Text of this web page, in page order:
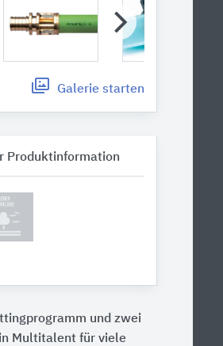
Galerie starten
Produktinformation
und zwei
Multitalent für viele